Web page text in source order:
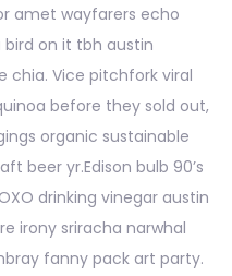
amet wayfarers echo
on it tbh austin
chia. Vice pitchfork viral
before they sold out,
organic sustainable
beer yr.Edison bulb 90’s
drinking vinegar austin
irony sriracha narwhal
fanny pack art party.